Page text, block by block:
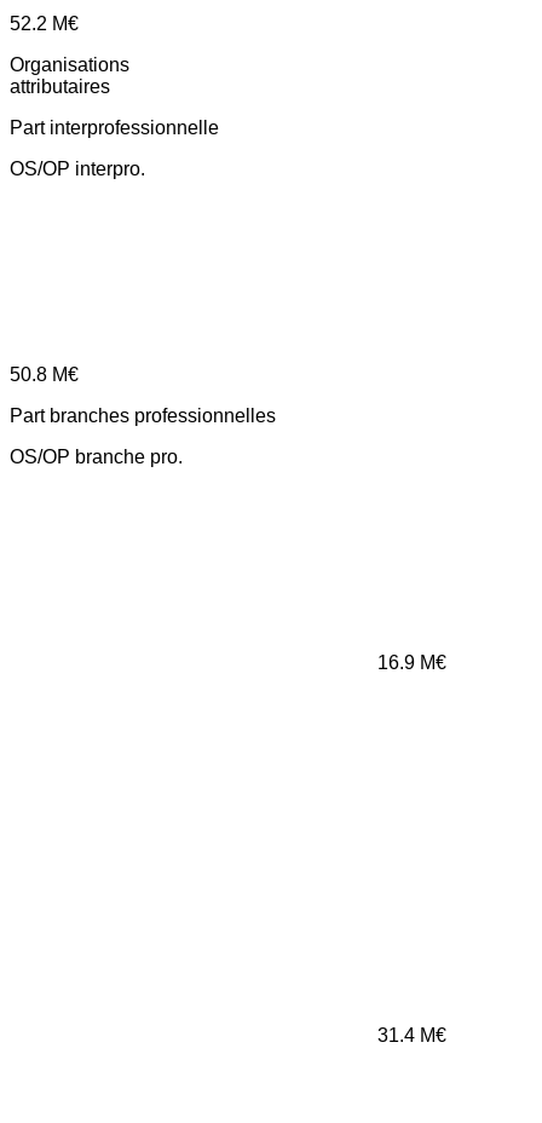
52.2 M€
Organisations
attributaires
Part interprofessionnelle
OS/OP interpro.
50.8 M€
Part branches professionnelles
OS/OP branche pro.
16.9 M€
31.4 M€